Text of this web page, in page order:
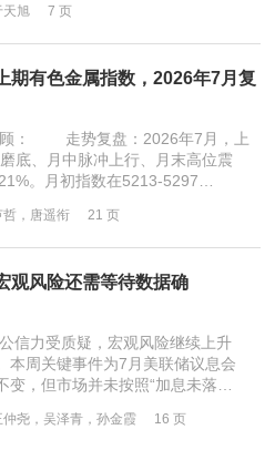
天旭 7 页
期有色金属指数，2026年7月复
走势复盘：2026年7月，上
底、月中脉冲上行、月末高位震
。月初指数在5213-5297…
哲，唐遥衔 21 页
观风险还需等待数据确
受质疑，宏观风险继续上升
周关键事件为7月美联储议息会
变，但市场并未按照“加息未落…
仲尧，吴泽青，孙金霞 16 页